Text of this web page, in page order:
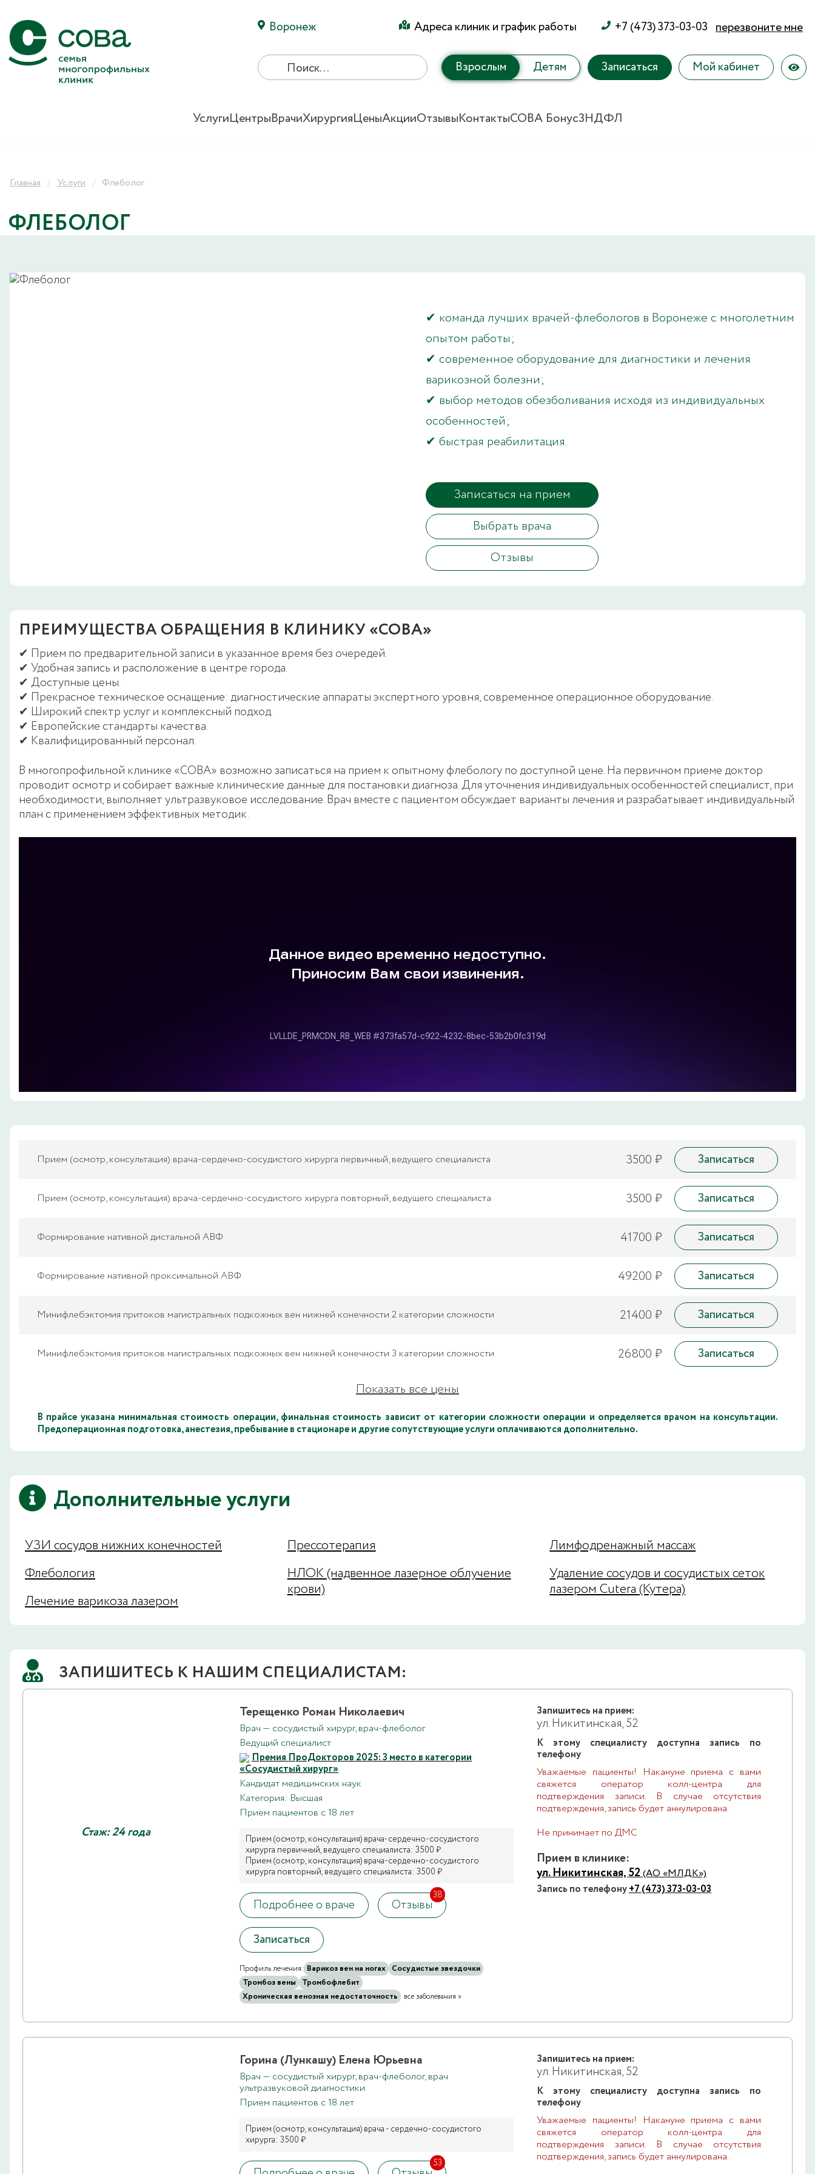
Воронеж Адреса клиник и график работы +7 (473) 373-03-03 перезвоните мне
Взрослым Детям Записаться Мой кабинет
УслугиЦентрыВрачиХирургияЦеныАкцииОтзывыКонтактыСОВА Бонус3НДФЛ
Главная Услуги Флеболог
ФЛЕБОЛОГ
✔ команда лучших врачей-флебологов в Воронеже с многолетним
опытом работы;
✔ современное оборудование для диагностики и лечения
варикозной болезни;
✔ выбор методов обезболивания исходя из индивидуальных
особенностей;
✔ быстрая реабилитация.
Записаться на прием
Выбрать врача
Отзывы
ПРЕИМУЩЕСТВА ОБРАЩЕНИЯ В КЛИНИКУ «СОВА»
✔ Прием по предварительной записи в указанное время без очередей.
✔ Удобная запись и расположение в центре города.
✔ Доступные цены.
✔ Прекрасное техническое оснащение: диагностические аппараты экспертного уровня, современное операционное оборудование.
✔ Широкий спектр услуг и комплексный подход.
✔ Европейские стандарты качества.
✔ Квалифицированный персонал.
В многопрофильной клинике «СОВА» возможно записаться на прием к опытному флебологу по доступной цене. На первичном приеме доктор
проводит осмотр и собирает важные клинические данные для постановки диагноза. Для уточнения индивидуальных особенностей специалист, при
необходимости, выполняет ультразвуковое исследование. Врач вместе с пациентом обсуждает варианты лечения и разрабатывает индивидуальный
план с применением эффективных методик.
Прием (осмотр, консультация) врача-сердечно-сосудистого хирурга первичный, ведущего специалиста 3500 ₽ Записаться
Прием (осмотр, консультация) врача-сердечно-сосудистого хирурга повторный, ведущего специалиста 3500 ₽ Записаться
Формирование нативной дистальной АВФ 41700 ₽ Записаться
Формирование нативной проксимальной АВФ 49200 ₽ Записаться
Минифлебэктомия притоков магистральных подкожных вен нижней конечности 2 категории сложности 21400 ₽ Записаться
Минифлебэктомия притоков магистральных подкожных вен нижней конечности 3 категории сложности 26800 ₽ Записаться
Показать все цены
В прайсе указана минимальная стоимость операции, финальная стоимость зависит от категории сложности операции и определяется врачом на консультации.
Предоперационная подготовка, анестезия, пребывание в стационаре и другие сопутствующие услуги оплачиваются дополнительно.
Дополнительные услуги
УЗИ сосудов нижних конечностей
Флебология
Лечение варикоза лазером
Прессотерапия
НЛОК (надвенное лазерное облучение
крови)
Лимфодренажный массаж
Удаление сосудов и сосудистых сеток
лазером Cutera (Кутера)
ЗАПИШИТЕСЬ К НАШИМ СПЕЦИАЛИСТАМ:
Стаж: 24 года
Терещенко Роман Николаевич
Врач — сосудистый хирург, врач-флеболог
Ведущий специалист
Премия ПроДокторов 2025: 3 место в категории
«Сосудистый хирург»
Кандидат медицинских наук
Категория: Высшая
Прием пациентов с 18 лет
Прием (осмотр, консультация) врача-сердечно-сосудистого
хирурга первичный, ведущего специалиста: 3500 ₽
Прием (осмотр, консультация) врача-сердечно-сосудистого
хирурга повторный, ведущего специалиста: 3500 ₽
Подробнее о враче Отзывы
38
Записаться
Профиль лечения: Варикоз вен на ногах Сосудистые звездочки
Тромбоз вены
Тромбофлебит
Хроническая венозная недостаточность
все заболевания »
Запишитесь на прием:
ул. Никитинская, 52
К этому специалисту доступна запись по
телефону
Уважаемые пациенты! Накануне приема с вами
свяжется оператор колл-центра для
подтверждения записи. В случае отсутствия
подтверждения, запись будет аннулирована.
Не принимает по ДМС
Прием в клинике:
ул. Никитинская, 52(АО «МЛДК»)
Запись по телефону+7 (473) 373-03-03
Горина (Лункашу) Елена Юрьевна
Врач — сосудистый хирург, врач-флеболог, врач
ультразвуковой диагностики
Прием пациентов с 18 лет
Прием (осмотр, консультация) врача - сердечно-сосудистого
хирурга: 3500 ₽
53
Запишитесь на прием:
ул. Никитинская, 52
К этому специалисту доступна запись по
телефону
Уважаемые пациенты! Накануне приема с вами
свяжется оператор колл-центра для
подтверждения записи. В случае отсутствия
подтверждения, запись будет аннулирована.